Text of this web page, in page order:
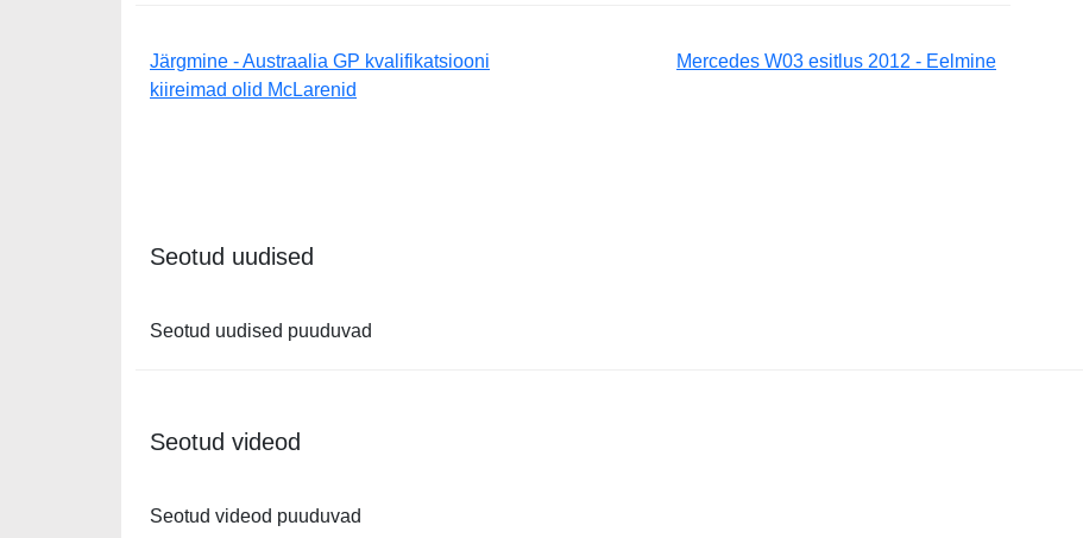
Järgmine - Austraalia GP kvalifikatsiooni
kiireimad olid McLarenid
Mercedes W03 esitlus 2012 - Eelmine
Seotud uudised
Seotud uudised puuduvad
Seotud videod
Seotud videod puuduvad